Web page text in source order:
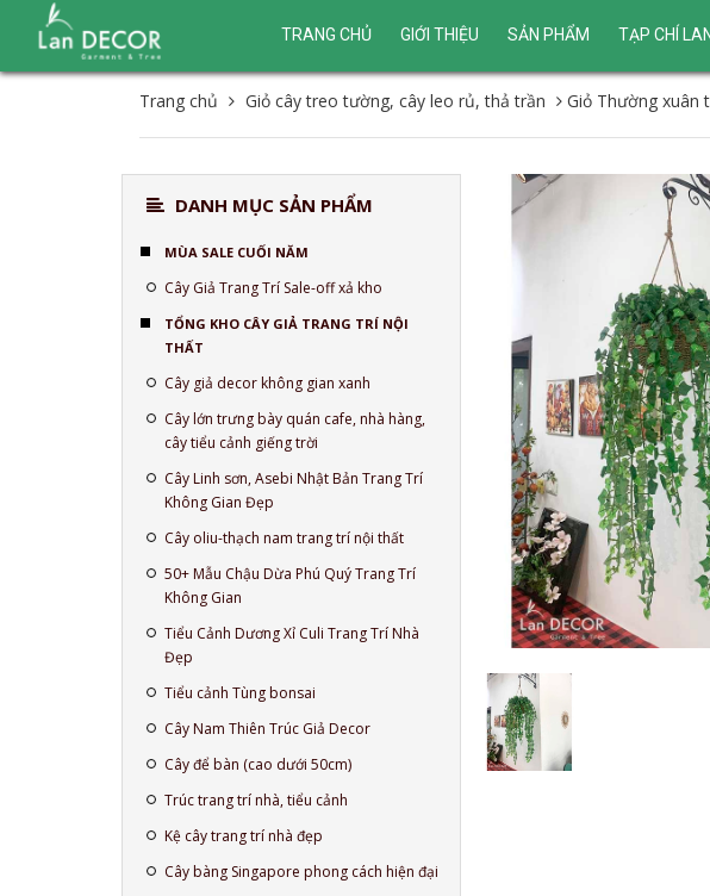
TRANG CHỦ GIỚI THIỆU SẢN PHẨM TẠP CHÍ
Trang chủ Giỏ cây treo tường, cây leo rủ, thả trần Giỏ Thường xuân
DANH MỤC SẢN PHẨM
MÙA SALE CUỐI NĂM
Cây Giả Trang Trí Sale-off xả kho
TỔNG KHO CÂY GIẢ TRANG TRÍ NỘI
THẤT
Cây giả decor không gian xanh
Cây lớn trưng bày quán cafe, nhà hàng,
cây tiểu cảnh giếng trời
Cây Linh sơn, Asebi Nhật Bản Trang Trí
Không Gian Đẹp
Cây oliu-thạch nam trang trí nội thất
50+ Mẫu Chậu Dừa Phú Quý Trang Trí
Không Gian
Tiểu Cảnh Dương Xỉ Culi Trang Trí Nhà
Đẹp
Tiểu cảnh Tùng bonsai
Cây Nam Thiên Trúc Giả Decor
Cây để bàn (cao dưới 50cm)
Trúc trang trí nhà, tiểu cảnh
Kệ cây trang trí nhà đẹp
Cây bàng Singapore phong cách hiện đại